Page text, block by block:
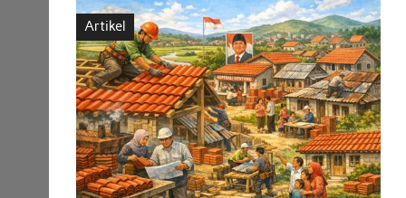
Artikel